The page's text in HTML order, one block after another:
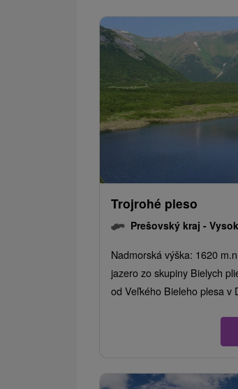
Trojrohé pleso
Prešovský kraj -
Nadmorská výška: 1620
jazero zo skupiny Bielych
od Veľkého Bieleho plesa v